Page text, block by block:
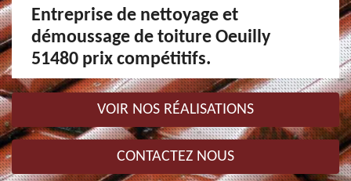
Entreprise de nettoyage et
démoussage de toiture Oeuilly
51480 prix compétitifs.
VOIR NOS RÉALISATIONS
CONTACTEZ NOUS